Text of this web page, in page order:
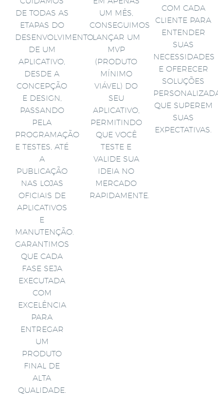
DE TODAS AS
ETAPAS DO
DESENVOLVIMENTO
DE UM
APLICATIVO,
DESDE A
CONCEPÇÃO
E DESIGN,
PASSANDO
PELA
PROGRAMAÇÃO
E TESTES, ATÉ
A
PUBLICAÇÃO
NAS LOJAS
OFICIAIS DE
APLICATIVOS
E
MANUTENÇÃO.
GARANTIMOS
QUE CADA
FASE SEJA
EXECUTADA
COM
EXCELÊNCIA
PARA
ENTREGAR
UM
PRODUTO
FINAL DE
ALTA
QUALIDADE.
UM MÊS,
CONSEGUIMOS
LANÇAR UM
MVP
(PRODUTO
MÍNIMO
VIÁVEL) DO
SEU
APLICATIVO,
PERMITINDO
QUE VOCÊ
TESTE E
VALIDE SUA
IDEIA NO
MERCADO
RAPIDAMENTE.
COM CADA
CLIENTE PARA
ENTENDER
SUAS
NECESSIDADES
E OFERECER
SOLUÇÕES
QUE SUPEREM
SUAS
EXPECTATIVAS.